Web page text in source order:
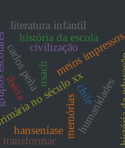
no século xx
memórias
carlos peña
humanidades
chile
usach meios
história da escola
literatura infantil
civilização
hanseníase
transformar
ibéria